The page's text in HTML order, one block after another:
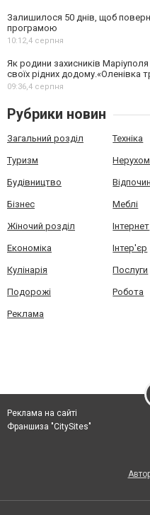
Залишилося 50 днів, щоб
програмою
10:12,4 серпня
Як родини захисників
своїх рідних додому.«Оленівка
09:36,4 серпня
Рубрики новин
Загальний розділ Техніка
Туризм
Будівництво
Бізнес Меблі
Жіночий розділ Інтернет
Економіка Інтер'єр
Кулінарія Послуги
Подорожі Робота
Реклама
Реклама на сайті
Франшиза "CitySites"